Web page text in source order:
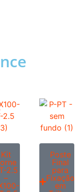
Kit
2.5
–
Poste
Final
para
Fixação
em